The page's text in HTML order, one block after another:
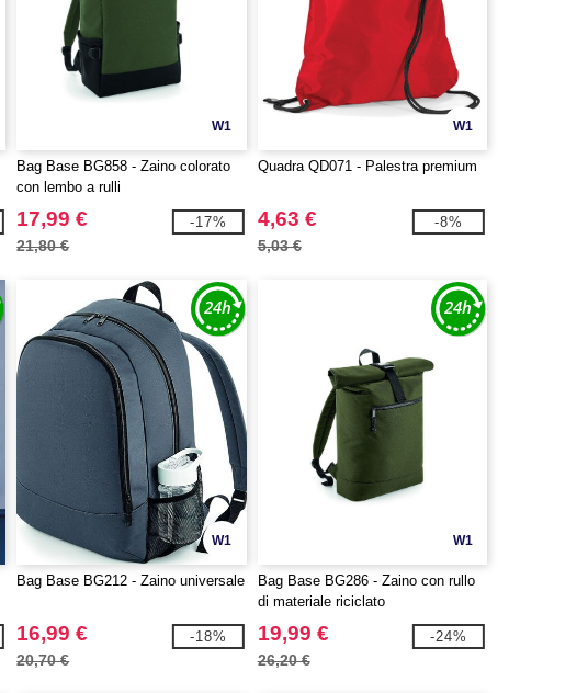
W1
Bag Base BG858 - Zaino colorato
con lembo a rulli
17,99 €
21,80 €
-17%
W1
Quadra QD071 - Palestra premium
4,63 €
5,03 €
-8%
W1
Bag Base BG212 - Zaino universale
16,99 €
20,70 €
-18%
W1
Bag Base BG286 - Zaino con rullo
di materiale riciclato
19,99 €
26,20 €
-24%